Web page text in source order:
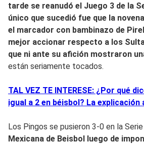
tarde se reanudó el Juego 3 de la
único que sucedió fue que la
el marcador con bambinazo de
mejor accionar respecto a los
que ni ante su afición mostraron un
están seriamente tocados.
TAL VEZ TE INTERESE: ¿Por qué
igual a 2 en béisbol? La
Los Pingos se pusieron 3-0 en la Serie
Mexicana de Beisbol luego de